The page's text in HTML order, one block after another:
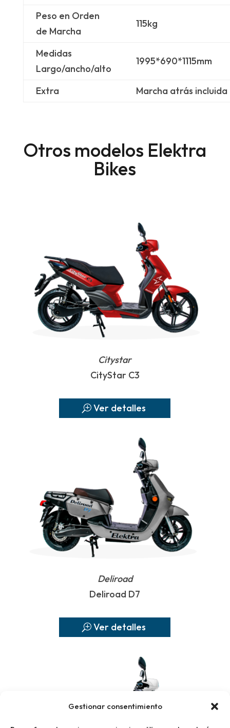
Gestionar consentimiento
Peso en Orden
de Marcha
115kg
Medidas
Largo/ancho/alto
1995*690*1115mm
Extra Marcha atrás incluida
Otros modelos Elektra
Bikes
Citystar
CityStar C3
Ver detalles
Deliroad
Deliroad D7
Ver detalles